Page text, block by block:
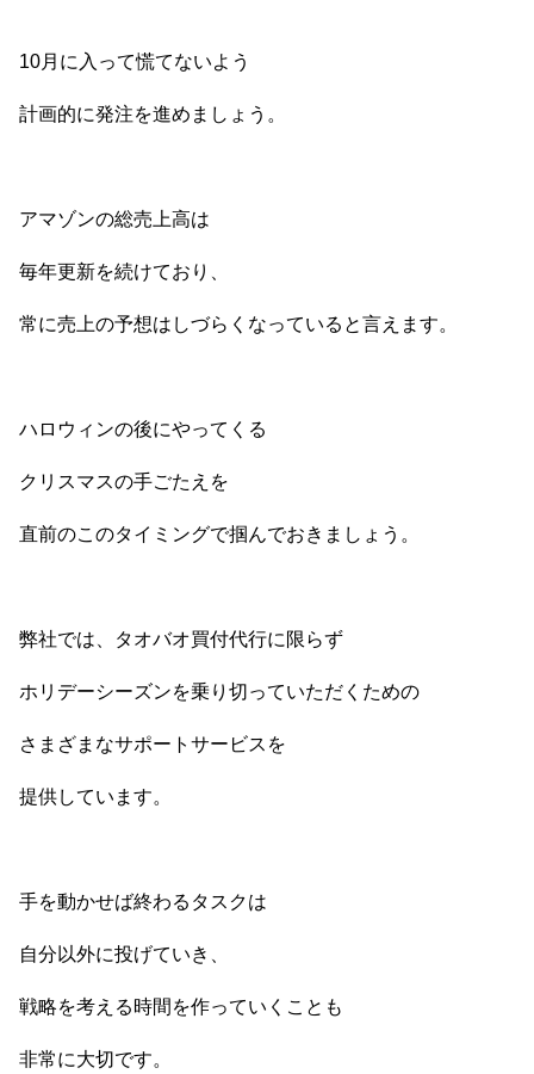
10月に入って慌てないよう
計画的に発注を進めましょう。
アマゾンの総売上高は
毎年更新を続けており、
常に売上の予想はしづらくなっていると言えます。
ハロウィンの後にやってくる
クリスマスの手ごたえを
直前のこのタイミングで掴んでおきましょう。
弊社では、タオバオ買付代行に限らず
ホリデーシーズンを乗り切っていただくための
さまざまなサポートサービスを
提供しています。
手を動かせば終わるタスクは
自分以外に投げていき、
戦略を考える時間を作っていくことも
非常に大切です。